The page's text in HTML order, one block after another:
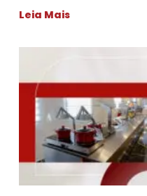
Leia Mais